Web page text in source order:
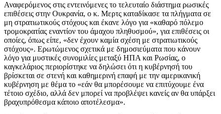
Αναφερόμενος στις εντεινόμενες το τελευταίο διάστημα ρωσικές
επιθέσεις στην Ουκρανία, ο κ. Μερτς καταδίκασε τα πλήγματα σε
μη στρατιωτικούς στόχους και έκανε λόγο για «καθαρό πόλεμο
τρομοκρατίας εναντίον του άμαχου πληθυσμού», για επιθέσεις οι
οποίες, όπως είπε, «δεν έχουν καμία σχέση με στρατιωτικούς
στόχους». Ερωτώμενος σχετικά με δημοσιεύματα που κάνουν
λόγο για μυστικές συνομιλίες μεταξύ ΗΠΑ και Ρωσίας, ο
καγκελάριος περιορίστηκε να δηλώσει ότι η κυβέρνησή του
βρίσκεται σε στενή και καθημερινή επαφή με την αμερικανική
κυβέρνηση με θέμα το «εάν θα μπορέσουμε να επιτύχουμε ένα
τέτοιο σχέδιο, αλλά δεν μπορεί να προβλέψει κανείς αν θα υπάρξει
βραχυπρόθεσμα κάποιο αποτέλεσμα».